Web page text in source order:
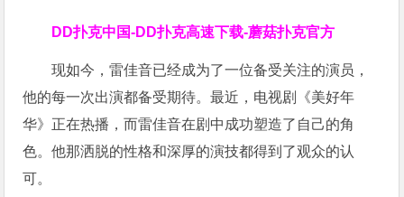
DD扑克中国-DD扑克高速下载-蘑菇扑克官方
现如今，雷佳音已经成为了一位备受关注的演员，
他的每一次出演都备受期待。最近，电视剧《美好年
华》正在热播，而雷佳音在剧中成功塑造了自己的角
色。他那洒脱的性格和深厚的演技都得到了观众的认
可。